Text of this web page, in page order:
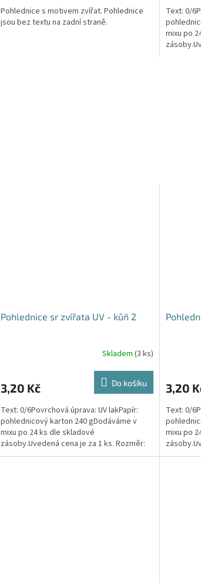
Pohlednice s motivem zvířat. Pohlednice
jsou bez textu na zadní straně.
Text: 0/
mixu po
Pohlednice sr zvířata UV - kůň 2
Skladem (3 ks)
3,20 Kč Do košíku
Text: 0/6Povrchová úprava: UV lakPapír:
pohlednicový karton 240 gDodáváme v
mixu po 24 ks dle skladové
zásoby.Uvedená cena je za 1 ks. Rozměr:
148mm x 105mm x 1mm (Š x V x...
3,20
Text: 0/
mixu po
148mm x